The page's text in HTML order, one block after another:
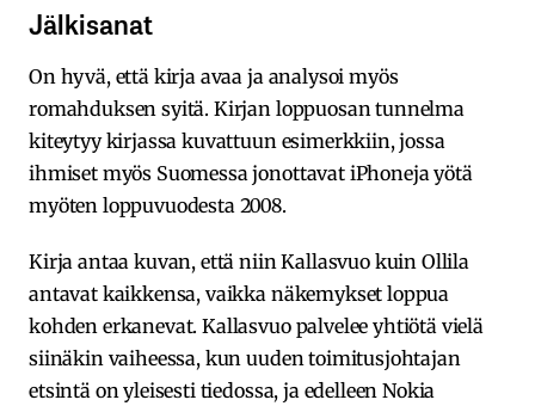
Jälkisanat
On hyvä, että kirja avaa ja analysoi myös
romahduksen syitä. Kirjan loppuosan tunnelma
kiteytyy kirjassa kuvattuun esimerkkiin, jossa
ihmiset myös Suomessa jonottavat iPhoneja yötä
myöten loppuvuodesta 2008.
Kirja antaa kuvan, että niin Kallasvuo kuin Ollila
antavat kaikkensa, vaikka näkemykset loppua
kohden erkanevat. Kallasvuo palvelee yhtiötä vielä
siinäkin vaiheessa, kun uuden toimitusjohtajan
etsintä on yleisesti tiedossa, ja edelleen Nokia